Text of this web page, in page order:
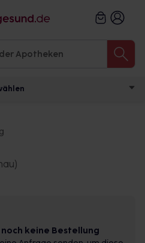
keine Bestellung